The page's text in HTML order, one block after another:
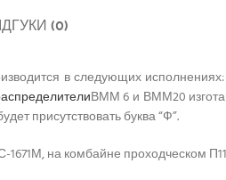
(0)
в следующих
ВММ 6 и ВММ20
присутствовать буква “Ф”.
на комбайне проходческом